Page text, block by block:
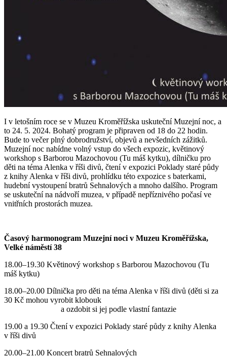
I v letošním roce se v Muzeu Kroměřížska uskuteční Muzejní noc, a
to 24. 5. 2024. Bohatý program je připraven od 18 do 22 hodin.
Bude to večer plný dobrodružství, objevů a nevšedních zážitků.
Muzejní noc nabídne volný vstup do všech expozic, květinový
workshop s Barborou Mazochovou (Tu máš kytku), dílničku pro
děti na téma Alenka v říši divů, čtení v expozici Poklady staré půdy
z knihy Alenka v říši divů, prohlídku této expozice s baterkami,
hudební vystoupení bratrů Sehnalových a mnoho dalšího. Program
se uskuteční na nádvoří muzea, v případě nepříznivého počasí ve
vnitřních prostorách muzea.
Časový harmonogram Muzejní noci v Muzeu Kroměřížska,
Velké náměstí 38
18.00–19.30 Květinový workshop s Barborou Mazochovou (Tu
máš kytku)
18.00–20.00 Dílnička pro děti na téma Alenka v říši divů (děti si za
30 Kč mohou vyrobit klobouk
a ozdobit si jej podle vlastní fantazie
19.00 a 19.30 Čtení v expozici Poklady staré půdy z knihy Alenka
v říši divů
20.00–21.00 Koncert bratrů Sehnalových